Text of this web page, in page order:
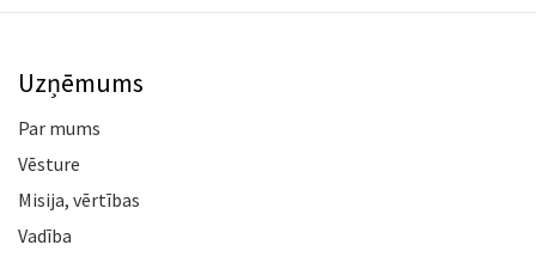
Uzņēmums
Par mums
Vēsture
Misija, vērtības
Vadība